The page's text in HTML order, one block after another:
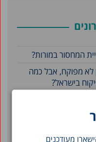
מעודכנים
המחסור במורות?
לא מפוקח, אבל כמה
בישראל?